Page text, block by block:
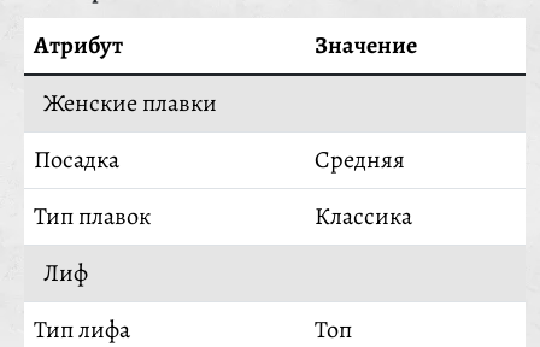
Атрибут
Значение
Женские плавки
Посадка
Средняя
Тип плавок
Классика
Лиф
Тип лифа
Топ